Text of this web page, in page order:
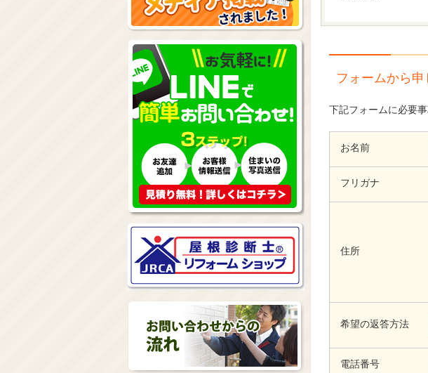
フォームから申
下記フォームに必要
お名前
フリガナ
住所
希望の返答方法
電話番号